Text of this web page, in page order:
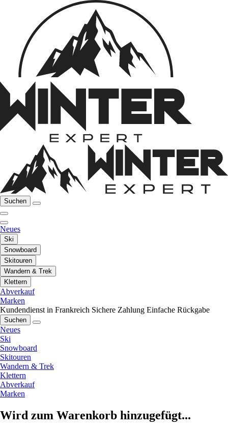
Suchen
Neues
Ski
Snowboard
Skitouren
Wandern & Trek
Klettern
Abverkauf
Marken
Kundendienst in Frankreich Sichere Zahlung Einfache Rückgabe
Suchen
Neues
Ski
Snowboard
Skitouren
Wandern & Trek
Klettern
Abverkauf
Marken
Wird zum Warenkorb hinzugefügt...